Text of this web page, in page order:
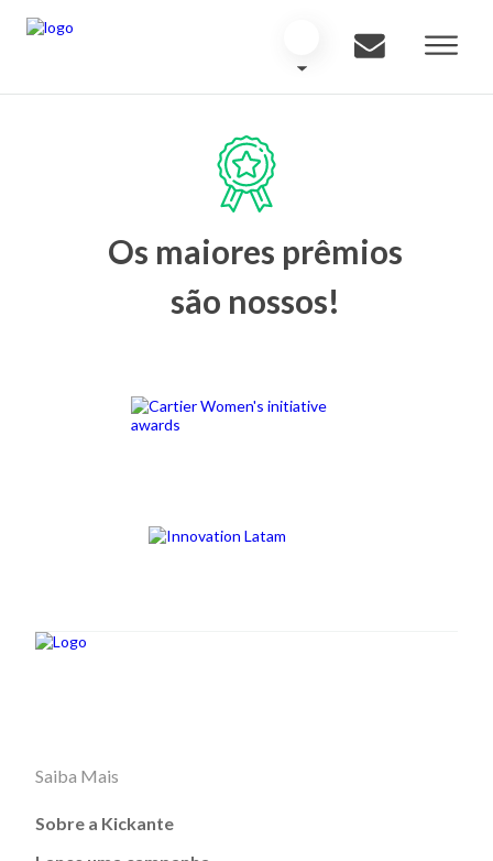
Os maiores prêmios
são nossos!
Saiba Mais
Sobre a Kickante